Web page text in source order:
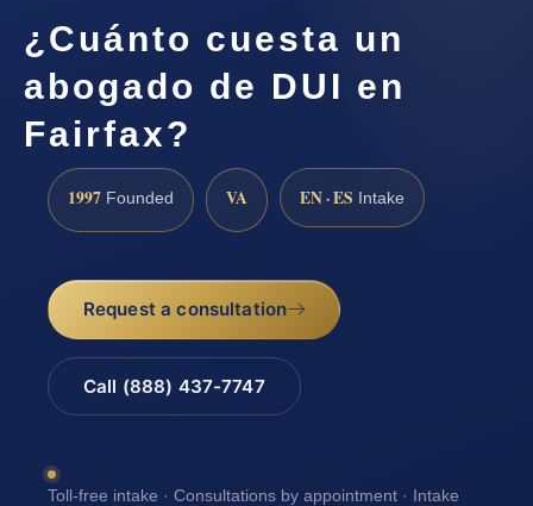
¿Cuánto cuesta un
abogado de DUI en
Fairfax?
1997 Founded VA EN · ES Intake
Request a consultation
Call (888) 437-7747
Toll-free intake · Consultations by appointment · Intake